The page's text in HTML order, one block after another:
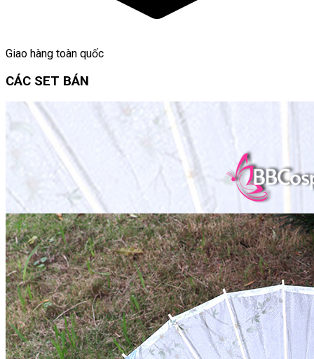
Giao hàng toàn quốc
CÁC SET BÁN